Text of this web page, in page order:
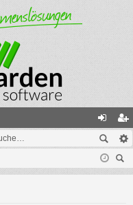
n
m
eg
ist
uc